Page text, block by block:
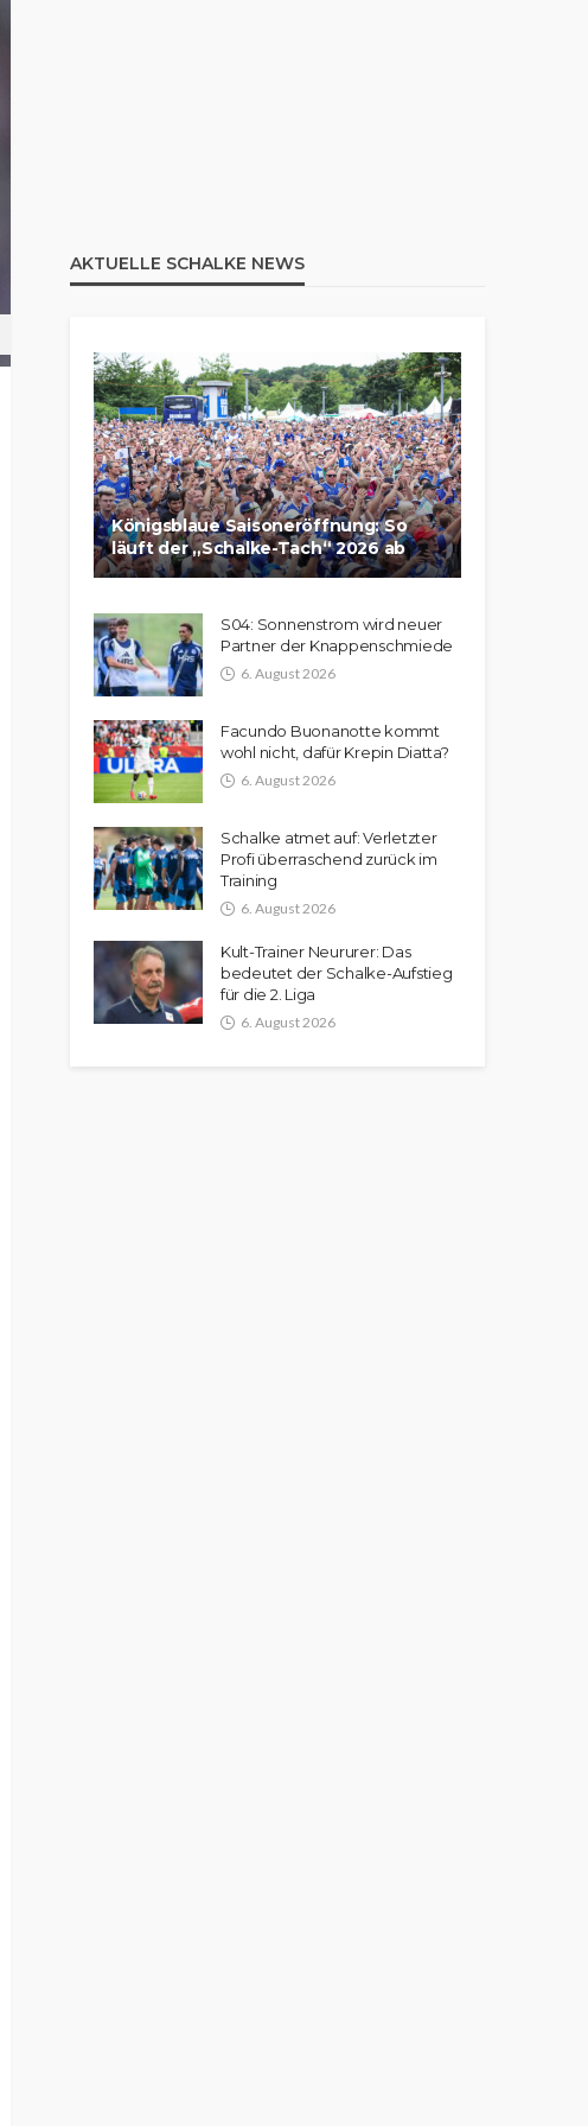
AKTUELLE SCHALKE NEWS
Königsblaue Saisoneröffnung: So
läuft der „Schalke-Tach“ 2026 ab
S04: Sonnenstrom wird neuer
Partner der Knappenschmiede
6. August 2026
Facundo Buonanotte kommt
wohl nicht, dafür Krepin Diatta?
6. August 2026
Schalke atmet auf: Verletzter
Profi überraschend zurück im
Training
6. August 2026
Kult-Trainer Neururer: Das
bedeutet der Schalke-Aufstieg
für die 2. Liga
6. August 2026